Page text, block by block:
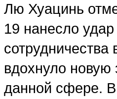
Лю Хуацинь
19 нанесло
сотрудничества
вдохнуло новую
данной сфере.